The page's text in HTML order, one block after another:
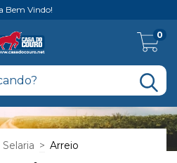
Bem Vindo!
0
Selaria > Arreio